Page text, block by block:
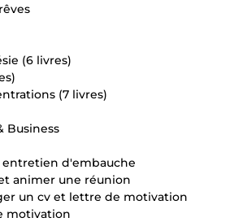
(6 livres)
(7 livres)
Business
d'embauche
animer une réunion
un cv et lettre de motivation
motivation